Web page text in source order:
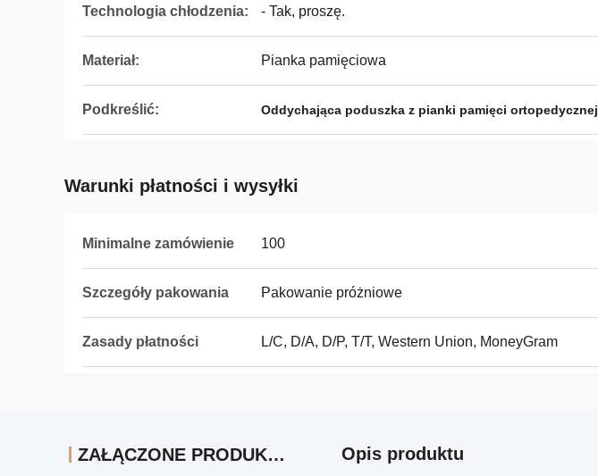
Technologia chłodzenia: - Tak, proszę.
Materiał: Pianka pamięciowa
Podkreślić: Oddychająca poduszka z pianki pamięci ortopedycznej
Warunki płatności i wysyłki
Minimalne zamówienie 100
Szczegóły pakowania Pakowanie próżniowe
Zasady płatności L/C, D/A, D/P, T/T, Western Union, MoneyGram
ZAŁĄCZONE PRODUKTY Opis produktu